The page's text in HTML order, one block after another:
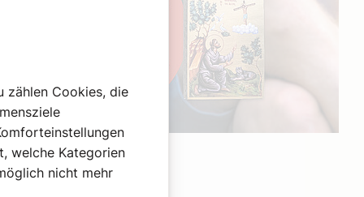
Werbung
zählen Cookies, die
welche Kategorien
nicht mehr